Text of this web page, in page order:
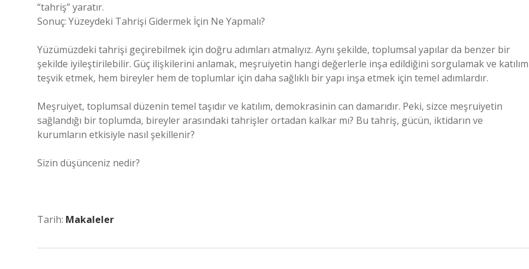
“tahriş” yaratır.
Sonuç: Yüzeydeki Tahrişi Gidermek İçin Ne Yapmalı?
Yüzümüzdeki tahrişi geçirebilmek için doğru adımları atmalıyız. Aynı şekilde, toplumsal yapılar da benzer bir
şekilde iyileştirilebilir. Güç ilişkilerini anlamak, meşruiyetin hangi değerlerle inşa edildiğini sorgulamak ve
teşvik etmek, hem bireyler hem de toplumlar için daha sağlıklı bir yapı inşa etmek için temel adımlardır.
Meşruiyet, toplumsal düzenin temel taşıdır ve katılım, demokrasinin can damarıdır. Peki, sizce meşruiyetin
sağlandığı bir toplumda, bireyler arasındaki tahrişler ortadan kalkar mı? Bu tahriş, gücün, iktidarın ve
kurumların etkisiyle nasıl şekillenir?
Sizin düşünceniz nedir?
Tarih: Makaleler